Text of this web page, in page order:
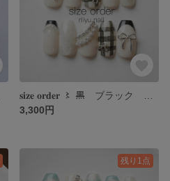
3,300円
残り1点